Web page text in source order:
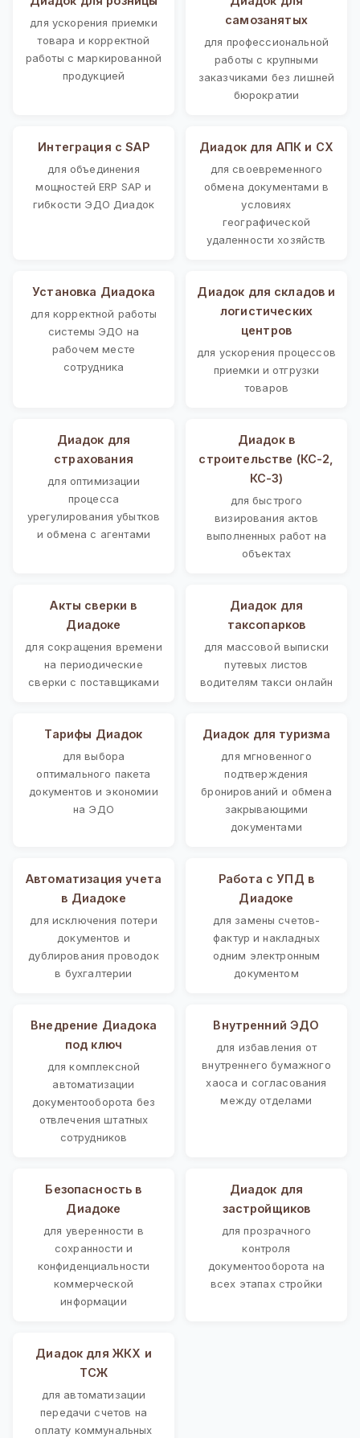
для ускорения приемки
товара и корректной
работы с маркированной
продукцией
самозанятых
для профессиональной
работы с крупными
заказчиками без лишней
бюрократии
Интеграция с SAP
для объединения
мощностей ERP SAP и
гибкости ЭДО Диадок
Диадок для АПК и СХ
для своевременного
обмена документами в
условиях
географической
удаленности хозяйств
Установка Диадока
для корректной работы
системы ЭДО на
рабочем месте
сотрудника
Диадок для складов и
логистических
центров
для ускорения процессов
приемки и отгрузки
товаров
Диадок для
страхования
для оптимизации
процесса
урегулирования убытков
и обмена с агентами
Диадок в
строительстве (КС-2,
КС-3)
для быстрого
визирования актов
выполненных работ на
объектах
Акты сверки в
Диадоке
для сокращения времени
на периодические
сверки с поставщиками
Диадок для
таксопарков
для массовой выписки
путевых листов
водителям такси онлайн
Тарифы Диадок
для выбора
оптимального пакета
документов и экономии
на ЭДО
Диадок для туризма
для мгновенного
подтверждения
бронирований и обмена
закрывающими
документами
Автоматизация учета
в Диадоке
для исключения потери
документов и
дублирования проводок
в бухгалтерии
Работа с УПД в
Диадоке
для замены счетов-
фактур и накладных
одним электронным
документом
Внедрение Диадока
под ключ
для комплексной
автоматизации
документооборота без
отвлечения штатных
сотрудников
Внутренний ЭДО
для избавления от
внутреннего бумажного
хаоса и согласования
между отделами
Безопасность в
Диадоке
для уверенности в
сохранности и
конфиденциальности
коммерческой
информации
Диадок для
застройщиков
для прозрачного
контроля
документооборота на
всех этапах стройки
Диадок для ЖКХ и
ТСЖ
для автоматизации
передачи счетов на
оплату коммунальных